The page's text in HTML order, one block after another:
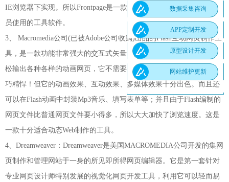
IE浏览器下实现。所以Frontpage是一款非常适合初、中级网页制作人
员使用的工具软件。
3、 Macromedia公司(已被Adobe公司收购)出品的Flash互动网页制作工
具，是一款功能非常强大的交互式矢量多媒体网页制作工具。能够轻
松输出各种各样的动画网页，它不需要特别繁杂的操作，也比JAVA小
巧精悍！但它的动画效果、互动效果、多媒体效果十分出色。而且还
可以在Flash动画中封装Mp3音乐、填写表单等；并且由于Flash编制的
网页文件比普通网页文件要小得多，所以大大加快了浏览速度。这是
一款十分适合动态Web制作的工具。
4、Dreamweaver：Dreamweaver是美国MACROMEDIA公司开发的集网
页制作和管理网站于一身的所见即所得网页编辑器。它是第一套针对
专业网页设计师特别发展的视觉化网页开发工具，利用它可以轻而易
数据采集咨询
APP定制开发
原型设计开发
网站维护更新